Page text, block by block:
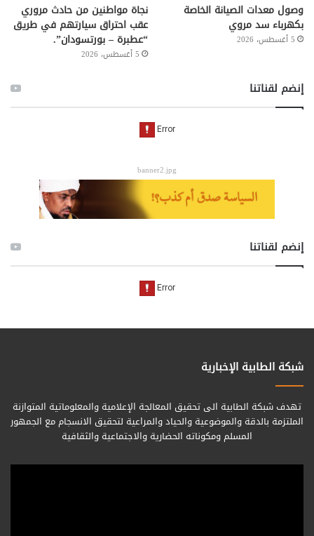
وصول معدات الصيانة الخاصة
بكهرباء سد مروي
5 أغسطس، 2026
نجاة مواطنين من حادث مروري
عقب احتراق سيارتهم في طريق
“عطبرة – بورتسودان”.
5 أغسطس، 2026
إنضم لقناتنا
banner2.jpg
إنضم لقناتنا
شبكة الطابية الإخبارية
تهدف شبكة الطابية الى تحقيق المعالجة الإعلامية والمعلوماتية المتوازنة
الملتزمة بالدقة والموضوعية والحياد والمراعية لتحقيق الانسجام مع الجمهور
المسلم ومكوناته الحضارية والاجتماعية والثقافية